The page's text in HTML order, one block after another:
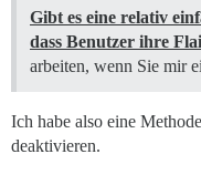
Gibt es eine relativ
dass Benutzer ihre
arbeiten, wenn Sie mir
Ich habe also eine
deaktivieren.